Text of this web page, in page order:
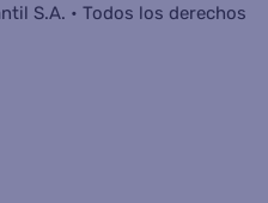
S.A. • Todos los derechos